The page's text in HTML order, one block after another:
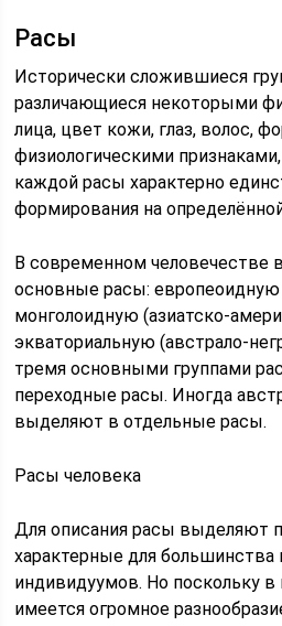
Расы
Исторически сложившиеся
различающиеся некоторыми
лица, цвет кожи, глаз, волос,
физиологическими
каждой расы характерно
формирования на
В современном человечестве
основные расы:
монголоидную (азиатско-
экваториальную (австрало-
тремя основными группами
переходные расы. Иногда
выделяют в отдельные расы.
Расы человека
Для описания расы выделяют
характерные для большинства
индивидуумов. Но поскольку
имеется огромное